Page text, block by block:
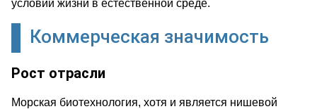
условий жизни в естественной среде.
Коммерческая значимость
Рост отрасли
Морская биотехнология, хотя и является нишевой